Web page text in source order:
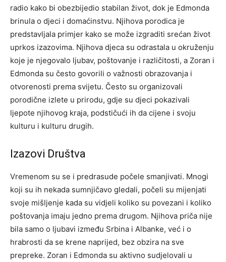
radio kako bi obezbijedio stabilan život, dok je Edmonda
brinula o djeci i domaćinstvu. Njihova porodica je
predstavljala primjer kako se može izgraditi srećan život
uprkos izazovima. Njihova djeca su odrastala u okruženju
koje je njegovalo ljubav, poštovanje i različitosti, a Zoran i
Edmonda su često govorili o važnosti obrazovanja i
otvorenosti prema svijetu. Često su organizovali
porodične izlete u prirodu, gdje su djeci pokazivali
ljepote njihovog kraja, podstičući ih da cijene i svoju
kulturu i kulturu drugih.
Izazovi Društva
Vremenom su se i predrasude počele smanjivati. Mnogi
koji su ih nekada sumnjičavo gledali, počeli su mijenjati
svoje mišljenje kada su vidjeli koliko su povezani i koliko
poštovanja imaju jedno prema drugom. Njihova priča nije
bila samo o ljubavi između Srbina i Albanke, već i o
hrabrosti da se krene naprijed, bez obzira na sve
prepreke. Zoran i Edmonda su aktivno sudjelovali u